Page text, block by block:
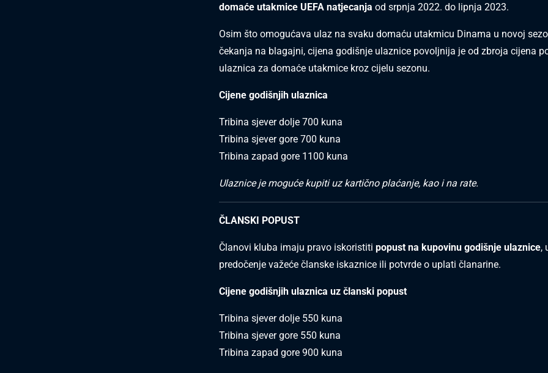
domaće utakmice UEFA natjecanja od srpnja 2022. do lipnja 2023.
Osim što omogućava ulaz na svaku domaću utakmicu Dinama u novoj
čekanja na blagajni, cijena godišnje ulaznice povoljnija je od zbroja cijena
ulaznica za domaće utakmice kroz cijelu sezonu.
Cijene godišnjih ulaznica
Tribina sjever dolje 700 kuna
Tribina sjever gore 700 kuna
Tribina zapad gore 1100 kuna
Ulaznice je moguće kupiti uz kartično plaćanje, kao i na rate.
ČLANSKI POPUST
Članovi kluba imaju pravo iskoristiti popust na kupovinu godišnje ulaznice,
predočenje važeće članske iskaznice ili potvrde o uplati članarine.
Cijene godišnjih ulaznica uz članski popust
Tribina sjever dolje 550 kuna
Tribina sjever gore 550 kuna
Tribina zapad gore 900 kuna